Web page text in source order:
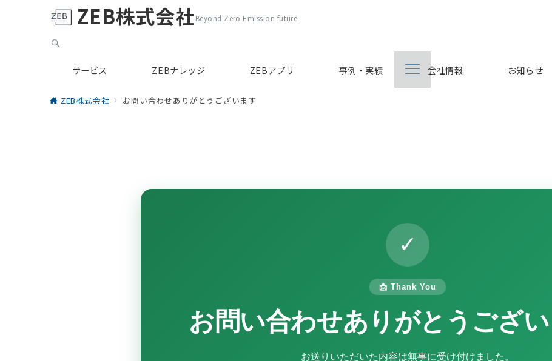
ZEB株式会社Beyond Zero Emission future
サービス ZEBナレッジ ZEBアプリ 事例・実績 会社情報 お知らせ
ZEB株式会社 お問い合わせありがとうございます